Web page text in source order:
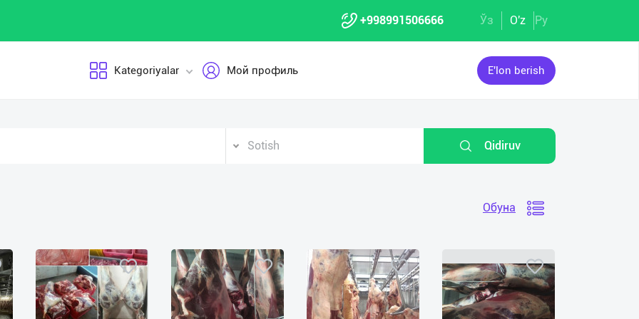
+998991506666 Ўз O'z Ру
E'lon berish
Kategoriyalar Мой профиль
Sotish Qidiruv
Обуна